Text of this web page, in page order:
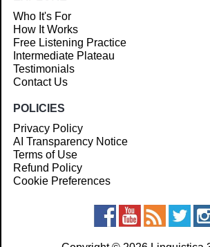
Who It's For
How It Works
Free Listening Practice
Intermediate Plateau
Testimonials
Contact Us
POLICIES
Privacy Policy
AI Transparency Notice
Terms of Use
Refund Policy
Cookie Preferences